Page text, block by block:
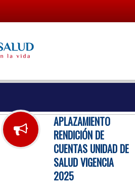
APLAZAMIENTO
RENDICIÓN DE
CUENTAS UNIDAD DE
SALUD VIGENCIA
2025